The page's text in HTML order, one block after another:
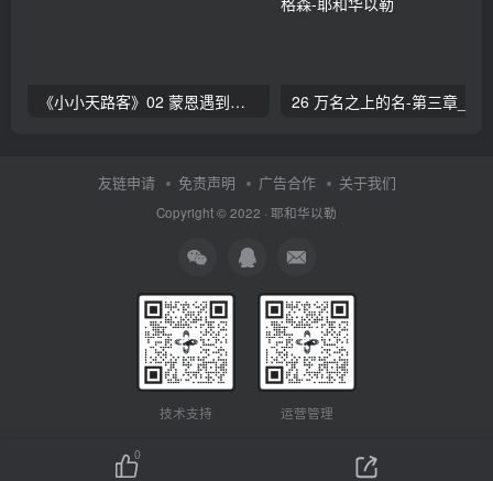
《小小天路客》02 蒙恩遇到传道人 海伦L·泰勒
友链申请 免责声明 广告合作 关于我们
Copyright © 2022 · 耶和华以勒
技术支持 运营管理
0